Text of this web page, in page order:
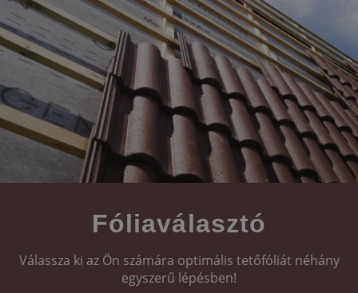
Fóliaválasztó
Válassza ki az Ön számára optimális tetőfóliát néhány
egyszerű lépésben!